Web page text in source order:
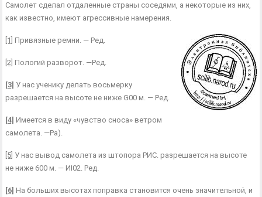
Самолет сделал отдаленные страны соседями, а не­которые из них,
как известно, имеют агрессивные намерения.
[1] Привязные ремни. — Ред.
[2] Пологий разворот. —Ред.
[3] У нас ученику делать восьмерку
разрешается на высоте не ниже G00 м. — Ред.
[4] Имеется в виду «чувство сноса» ветром
самолета. —Ра).
[5] У нас вывод самолета из штопора РИС. разрешается на высоте
не ниже 600 м. — ИІ02. Ред.
[6] На больших высотах поправка становится очень значительной, и